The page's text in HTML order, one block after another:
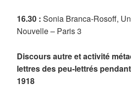
16.30 : Sonia Branca-Rosoff,
Nouvelle – Paris 3
Discours autre et activité
lettres des peu-lettrés
1918